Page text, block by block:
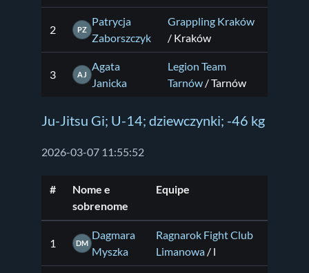
2 PZ
Patrycja
Zaborszczyk
Grappling Kraków
/ Kraków
3 AJ
Agata
Janicka
Legion Team
Tarnów / Tarnów
Ju-Jitsu Gi; U-14; dziewczynki; -46 kg
2026-03-07 11:55:52
#
Nome e
sobrenome
Equipe
1 DM
Dagmara
Myszka
Ragnarok Fight Club
Limanowa / l